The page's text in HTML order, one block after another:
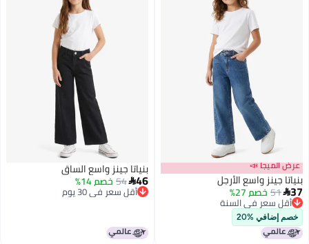
عرض الميجا 📣
بنياتا جينز واسع الأرجل
37
51 خصم 27%
أقل سعر في السنة
أقل سعر في السنة
خصم إضافي %20
بنياتا جينز واسع الساق
46
54 خصم 14%
أقل سعر في 30 يوم
أقل سعر في 30 يوم